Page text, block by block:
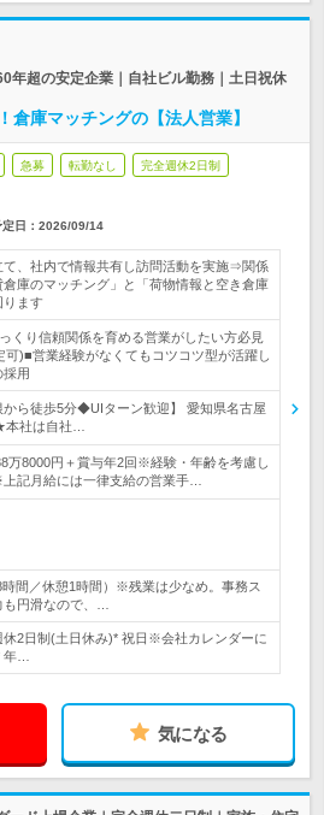
年超の安定企業｜自社ビル勤務｜土日祝休
倉庫マッチングの【法人営業】
急募 転勤なし 完全週休2日制
日： 2026/09/14
て、社内で情報共有し訪問活動を実施⇒関係
庫のマッチング」と「荷物情報と空き倉庫
ります
くり信頼関係を育める営業がしたい方必見
)■営業経験がなくてもコツコツ型が活躍し
用
から徒歩5分◆UIターン歓迎】 愛知県名古屋
社は自社…
万8000円＋賞与年2回※経験・年齢を考慮し
記月給には一律支給の営業手…
間／休憩1時間）※残業は少なめ。事務ス
円滑なので、…
休2日制(土日休み)* 祝日※会社カレンダーに
年…
気になる